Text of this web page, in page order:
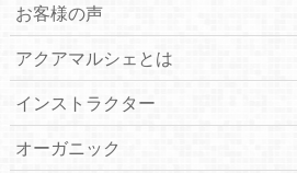
お客様の声
アクアマルシェとは
インストラクター
オーガニック